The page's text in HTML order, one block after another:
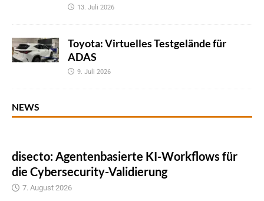
13. Juli 2026
Toyota: Virtuelles Testgelände für
ADAS
9. Juli 2026
NEWS
disecto: Agentenbasierte KI-Workflows für
die Cybersecurity-Validierung
7. August 2026